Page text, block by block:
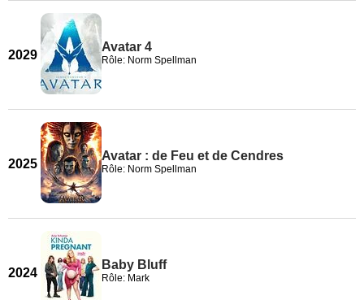
2029
Avatar 4
Rôle: Norm Spellman
2025
Avatar : de Feu et de Cendres
Rôle: Norm Spellman
2024
Baby Bluff
Rôle: Mark